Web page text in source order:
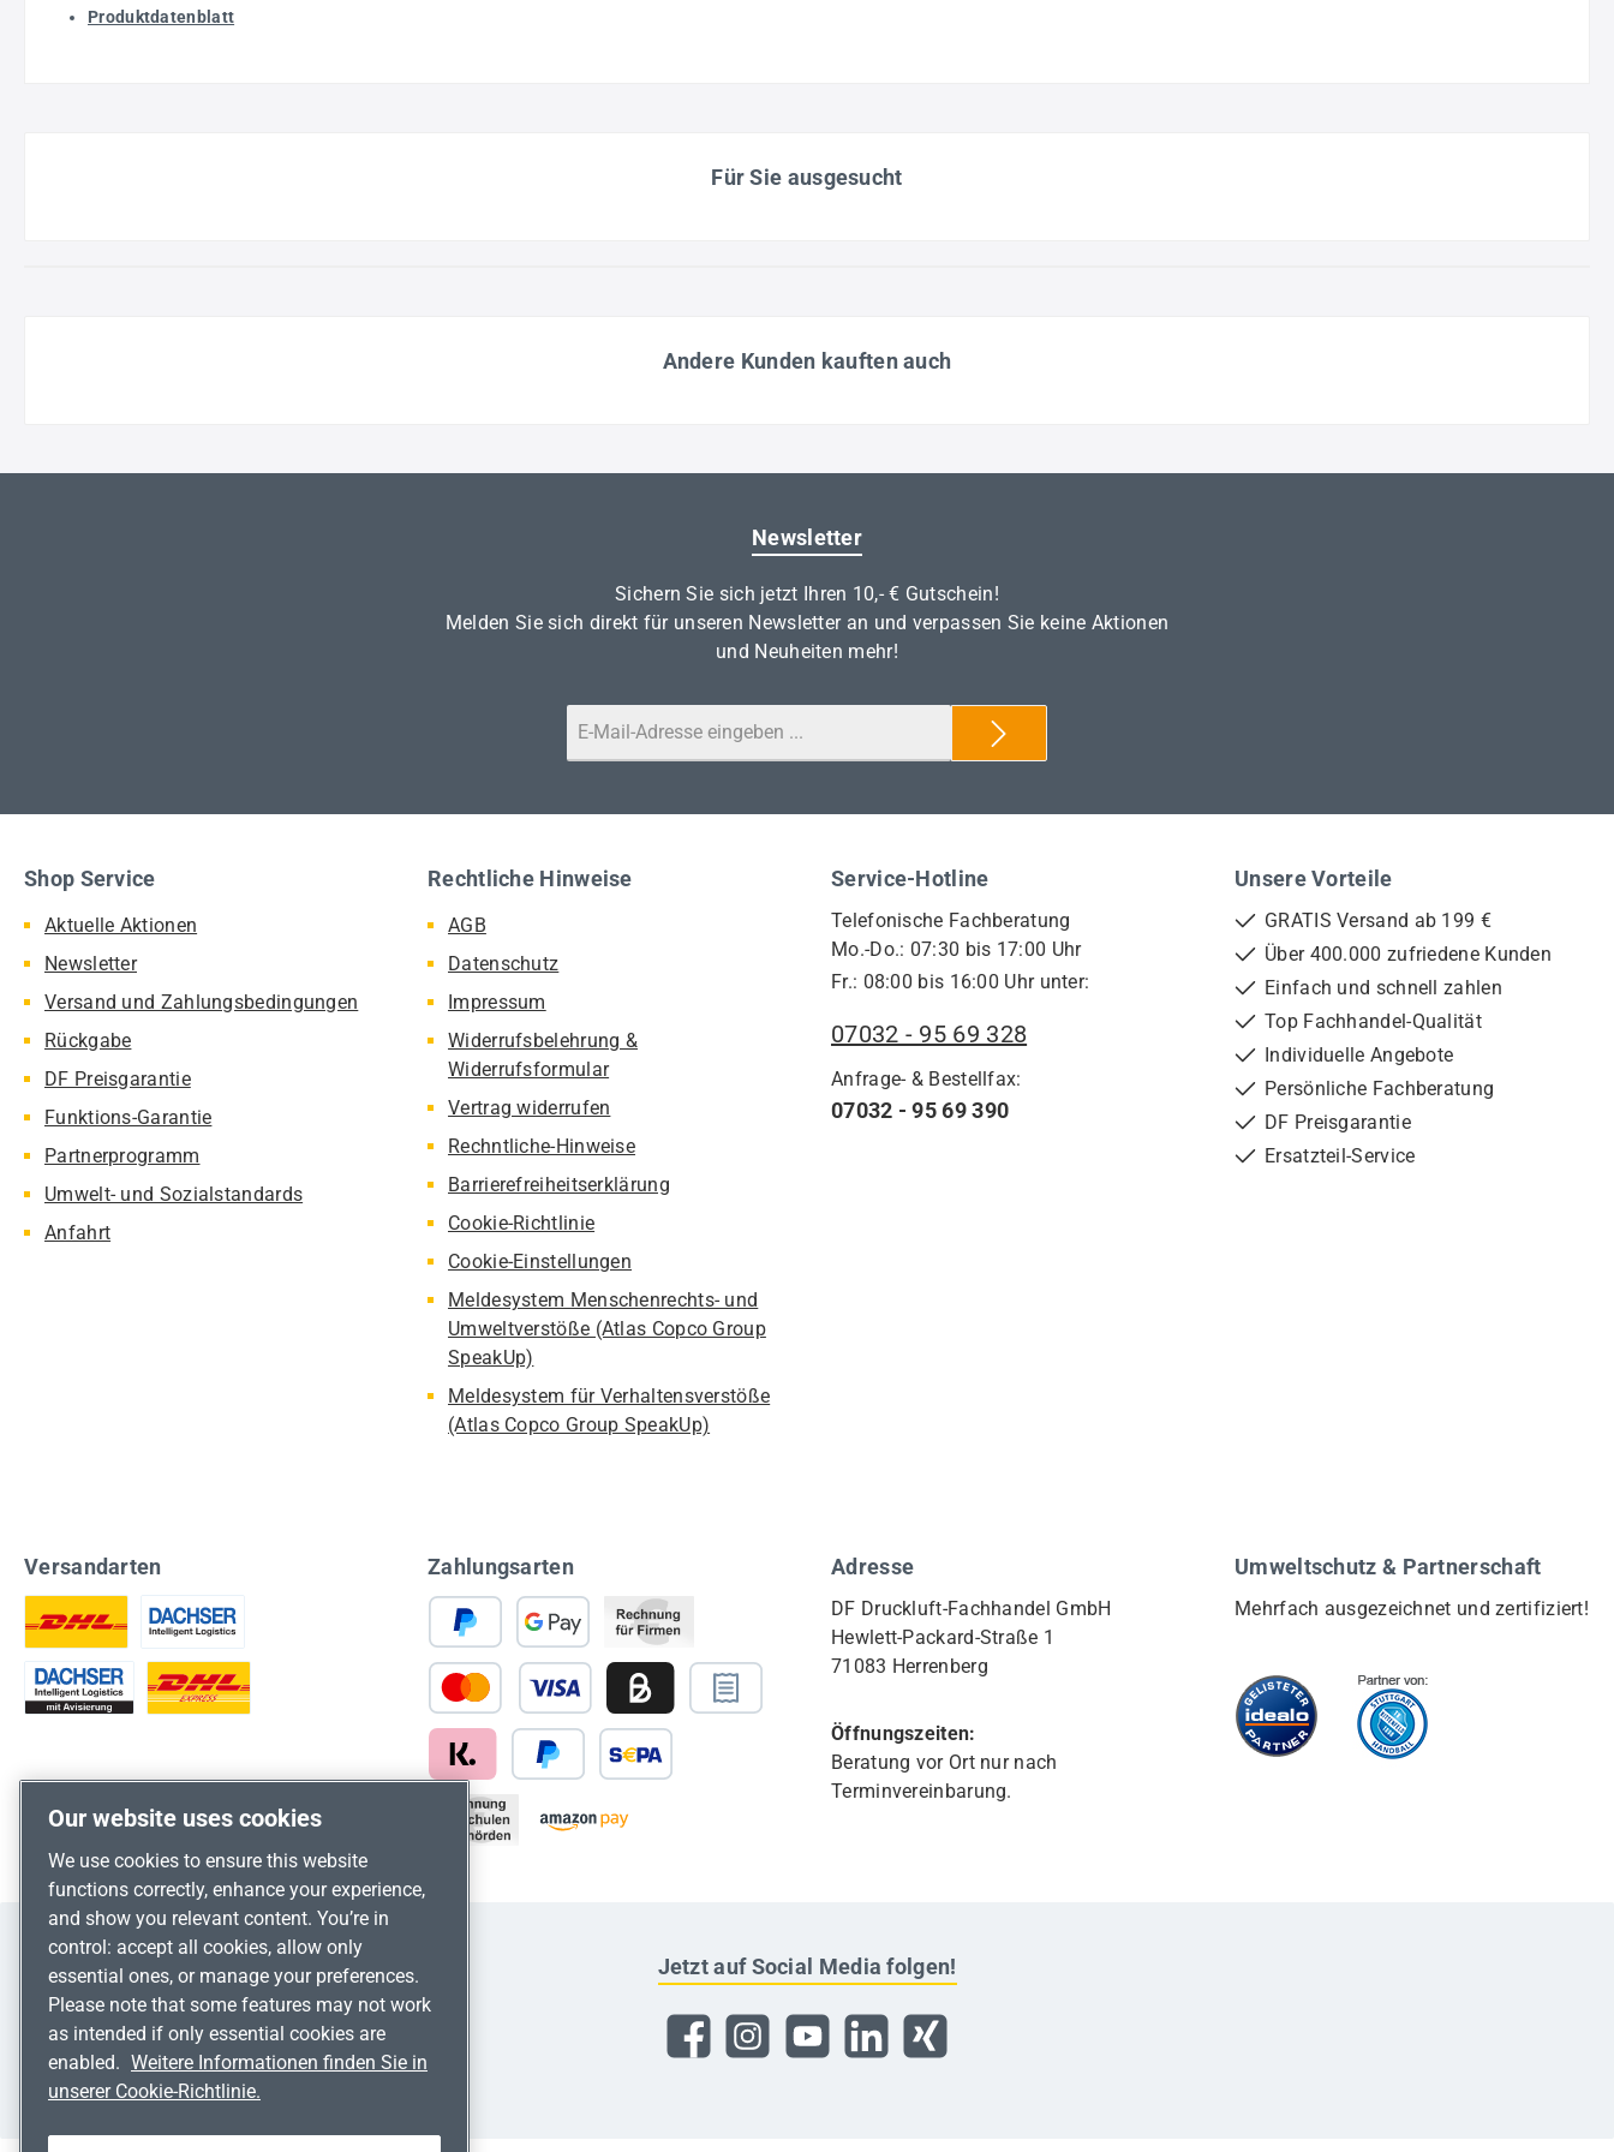
Produktdatenblatt
Für Sie ausgesucht
Andere Kunden kauften auch
Newsletter
Sichern Sie sich jetzt Ihren 10,- € Gutschein!
Melden Sie sich direkt für unseren Newsletter an und verpassen Sie keine Aktionen
und Neuheiten mehr!
Service-Hotline
Telefonische Fachberatung
Mo.-Do.: 07:30 bis 17:00 Uhr
Fr.: 08:00 bis 16:00 Uhr unter:
07032 - 95 69 328
Anfrage- & Bestellfax:
07032 - 95 69 390
Shop Service
Aktuelle Aktionen
Newsletter
Versand und Zahlungsbedingungen
Rückgabe
DF Preisgarantie
Funktions-Garantie
Partnerprogramm
Umwelt- und Sozialstandards
Anfahrt
Rechtliche Hinweise
AGB
Datenschutz
Impressum
Widerrufsbelehrung &
Widerrufsformular
Vertrag widerrufen
Rechntliche-Hinweise
Barrierefreiheitserklärung
Cookie-Richtlinie
Cookie-Einstellungen
Meldesystem Menschenrechts- und
Umweltverstöße (Atlas Copco Group
SpeakUp)
Meldesystem für Verhaltensverstöße
(Atlas Copco Group SpeakUp)
Unsere Vorteile
GRATIS Versand ab 199 €
Über 400.000 zufriedene Kunden
Einfach und schnell zahlen
Top Fachhandel-Qualität
Individuelle Angebote
Persönliche Fachberatung
DF Preisgarantie
Ersatzteil-Service
Versandarten Zahlungsarten Adresse
DF Druckluft-Fachhandel GmbH
Hewlett-Packard-Straße 1
71083 Herrenberg
Öffnungszeiten:
Beratung vor Ort nur nach
Terminvereinbarung.
Umweltschutz & Partnerschaft
Mehrfach ausgezeichnet und zertifiziert!
Jetzt auf Social Media folgen!
FacebookInstagramYouTubeLinkedInXing
Our website uses cookies
We use cookies to ensure this website
functions correctly, enhance your experience,
and show you relevant content. You’re in
control: accept all cookies, allow only
essential ones, or manage your preferences.
Please note that some features may not work
as intended if only essential cookies are
enabled. Weitere Informationen finden Sie in
unserer Cookie-Richtlinie.